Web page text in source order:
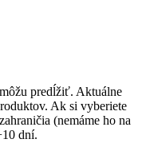
predĺžiť. Aktuálne
Ak si vyberiete
(nemáme ho na
dní.